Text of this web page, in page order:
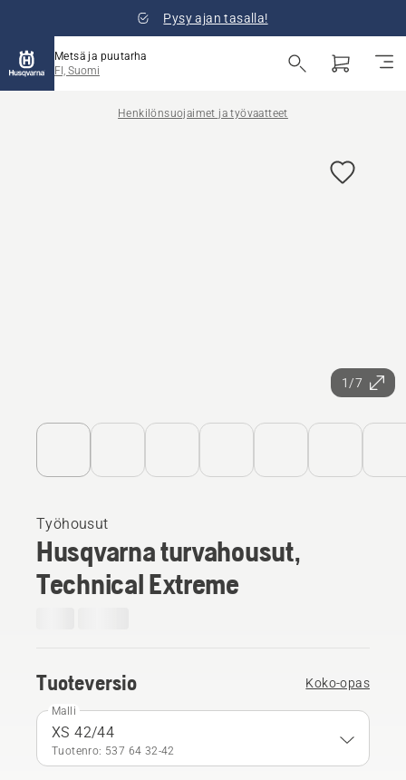
Pysy ajan tasalla!
Metsä ja puutarha
FI, Suomi
Henkilönsuojaimet ja työvaatteet
1/7
Työhousut
Husqvarna turvahousut,
Technical Extreme
Tuoteversio Koko-opas
Malli
XS 42/44
Tuotenro: 537 64 32‑42